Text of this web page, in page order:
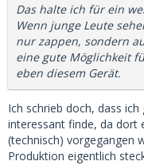
Das halte ich für ein
Wenn junge Leute
nur zappen, sondern
eine gute Möglichkeit
eben diesem Gerät.
Ich schrieb doch, dass
interessant finde, da dort
(technisch) vorgegangen
Produktion eigentlich